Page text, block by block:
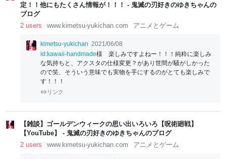
定！！他にもたくさん情報が！！！ - 鬼滅の刃好きのゆきちゃんの
ブログ
2 users
www.kimetsu-yukichan.com アニメとゲーム
kimetsu-yukichan 2021/06/08
id:kawaii-handmade様 楽しみですよねー！！！純粋に楽しみ
な気持ちと、アクスタの仕様変更？があり世間が騒がしかった
ので笑、そういう意味でも実物を手にするのがとても楽しみで
す！！！
リンク
【雑談】ゴールデンウィークの思い出いろいろ【呪術廻戦】
【YouTube】 - 鬼滅の刃好きのゆきちゃんのブログ
2 users
www.kimetsu-yukichan.com アニメとゲーム